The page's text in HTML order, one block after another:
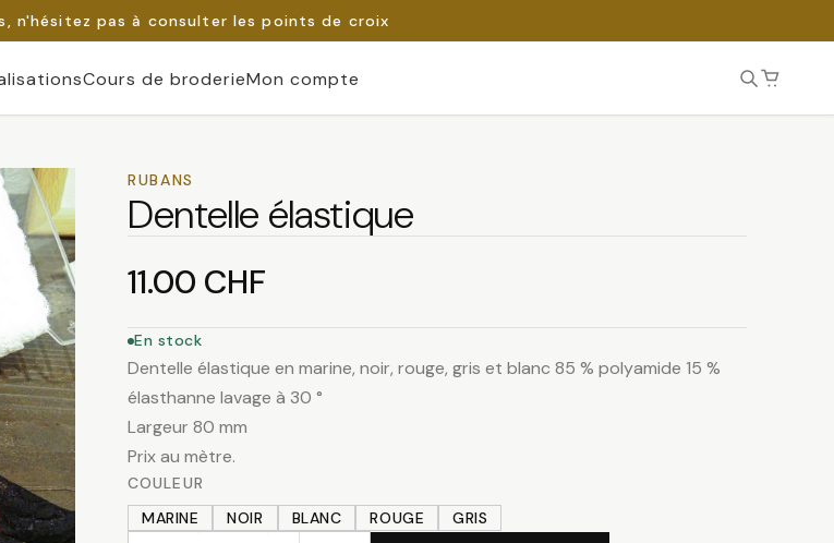
n'hésitez pas à consulter les points de croix
Cours de broderieMon compte
RUBANS
Dentelle élastique
11.00 CHF
En stock
Dentelle élastique en marine, noir, rouge, gris et blanc 85 % polyamide 15 %
élasthanne lavage à 30 °
Largeur 80 mm
Prix au mètre.
COULEUR
MARINE
NOIR BLANC ROUGE GRIS